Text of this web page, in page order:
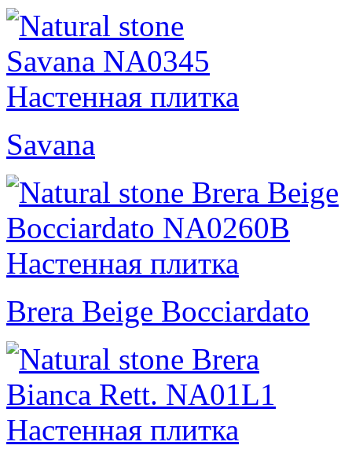
Savana
Brera Beige Bocciardato